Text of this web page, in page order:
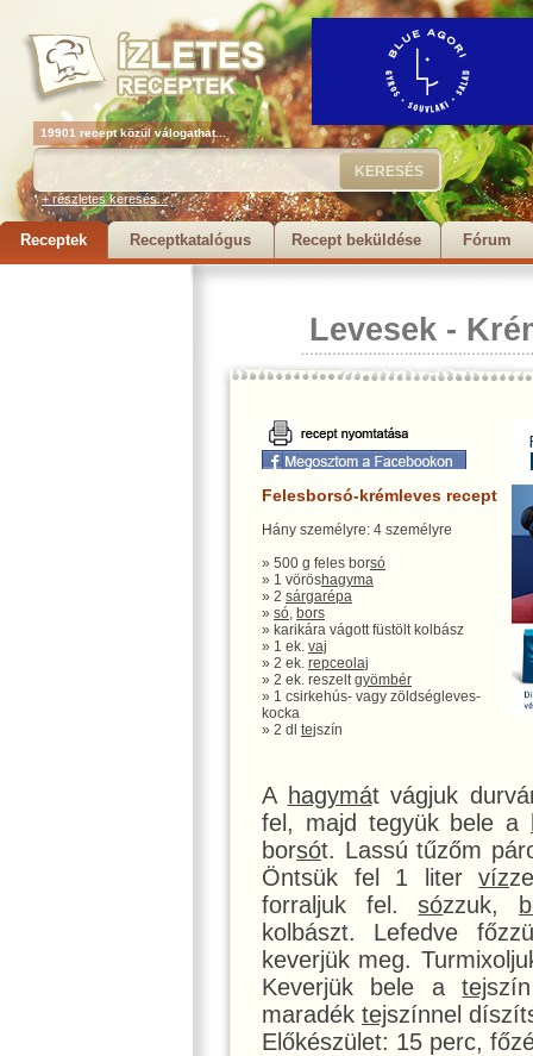
19901 recept közül válogathat...
+ részletes keresés...
Receptek Receptkatalógus Recept beküldése Fórum
Levesek -
Felesborsó-krémleves recept
Hány személyre: 4 személyre
» 500 g feles borsó
» 1 vöröshagyma
» 2 sárgarépa
» só, bors
» karikára vágott füstölt kolbász
» 1 ek. vaj
» 2 ek. repceolaj
» 2 ek. reszeltgyömbér
» 1 csirkehús- vagy zöldségleves-
kocka
» 2 dl tejszín
A hagymát vágjuk
fel, majd tegyük bele a
borsót. Lassú tűzőm
Öntsük fel 1 litervíz
forraljuk fel.sózzuk,
kolbászt. Lefedve
keverjük meg.
Keverjük bele atej
maradék tejszínnel
Előkészület: 15 perc,